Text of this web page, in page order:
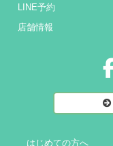
LINE予約
店舗情報
はじめての方へ